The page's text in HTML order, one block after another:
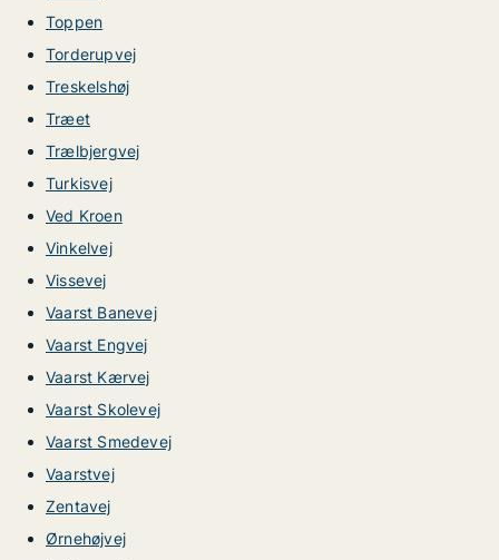
Toppen
Torderupvej
Treskelshøj
Træet
Trælbjergvej
Turkisvej
Ved Kroen
Vinkelvej
Vissevej
Vaarst Banevej
Vaarst Engvej
Vaarst Kærvej
Vaarst Skolevej
Vaarst Smedevej
Vaarstvej
Zentavej
Ørnehøjvej